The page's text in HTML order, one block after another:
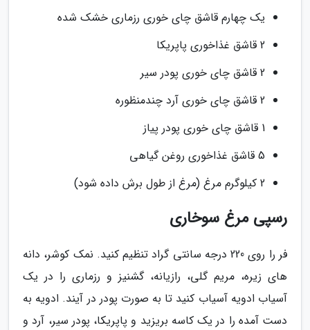
یک چهارم قاشق چای خوری رزماری خشک شده
2 قاشق غذاخوری پاپریکا
2 قاشق چای خوری پودر سیر
2 قاشق چای خوری آرد چندمنظوره
1 قاشق چای خوری پودر پیاز
5 قاشق غذاخوری روغن گیاهی
2 کیلوگرم مرغ (مرغ از طول برش داده شود)
رسپی مرغ سوخاری
فر را روی 220 درجه سانتی گراد تنظیم کنید. نمک کوشر، دانه
های زیره، مریم گلی، رازیانه، گشنیز و رزماری را در یک
آسیاب ادویه آسیاب کنید تا به صورت پودر در آیند. ادویه به
دست آمده را در یک کاسه بریزید و پاپریکا، پودر سیر، آرد و